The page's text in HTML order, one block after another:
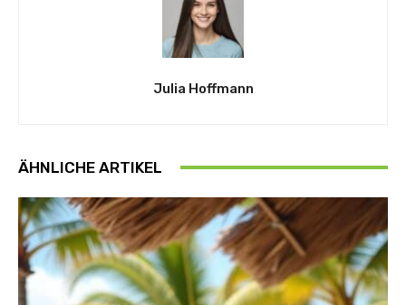
Julia Hoffmann
ÄHNLICHE ARTIKEL